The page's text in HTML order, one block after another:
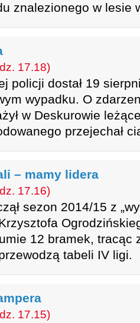
znalezionego w lesie
17.18)
policji dostał 19
wypadku. O
w Deskurowie
przejechał
– mamy lidera
17.16)
sezon 2014/15 z
12 bramek, tracąc
tabeli IV ligi.
17.15)